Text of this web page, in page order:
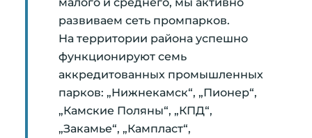
развиваем сеть промпарков.
На территории района успешно
функционируют семь
аккредитованных промышленных
парков: „Нижнекамск“, „Пионер“,
„Камские Поляны“, „КПД“,
„Закамье“, „Кампласт“,